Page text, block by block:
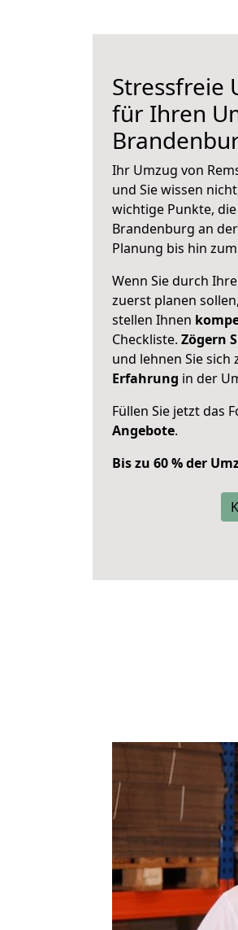
Stressfreie
für Ihren
Ihr Umzug von
und Sie wissen
wichtige Punkte,
Brandenburg an
Planung bis hin
Wenn Sie durch
zuerst planen
stellen Ihnen
Checkliste. Zögern
und lehnen Sie sich
Erfahrung in der
Füllen Sie jetzt das
Angebote.
Bis zu 60 % der